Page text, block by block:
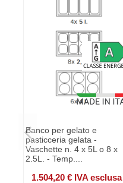
Banco per gelato e
pasticceria gelata -
Vaschette n. 4 x 5L o 8 x
2.5L. - Temp....
1.504,20 € IVA esclusa